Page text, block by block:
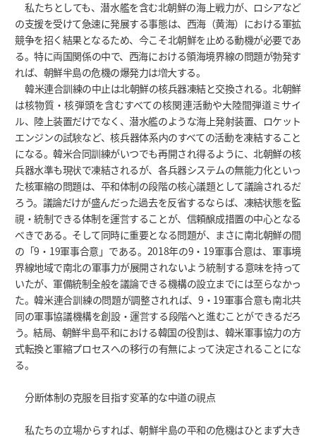
私たちとしても、潜水艦を含む北朝鮮の海上戦力が、ロシアなど
の支援を受けて急速に発展する事態は、西海（黄海）における軍拡
競争を招く結果となるため、今こそ北朝鮮を止める動機が必要であ
る。特に両国関係の中で、西海における領海境界線の問題が勃発す
れば、朝鮮半島の危機の爆発力は増大する。
韓米連合訓練の中止は北朝鮮の核兵器凍結と交換される。北朝鮮
は核物質・核弾頭を含むすべての核関連活動や大陸間弾道ミサイ
ル、陸上装置だけでなく、潜水艦のような海上発射装置、ロケット
エンジンの試験など、核兵器体系内のすべての活動を凍結すること
になる。韓米合同訓練がいつでも再開され得るように、北朝鮮の核
兵器水準も現状で凍結されるが、各兵器システムの無能力化といっ
た核軍縮の問題は、平和体制の段階の核心議題として議論されるだ
ろう。議論だけが盛んだった過去を反省するならば、凍結状態を監
視・統制できる体制を運営することが、信頼醸成措置の中心となる
べきである。そして同時に重要となる問題が、まさに南北朝鮮の間
の「9・19軍事合意」である。2018年の9・19軍事合意は、軍事境
界線地域で南北の軍事力が展開されないよう統制する意味を持って
いたが、軍備統制全般を議論できる機構の設立までには至らなかっ
た。韓米連合訓練の問題が調整されれば、9・19軍事合意も南北共
同の軍事協議機構を創設・運営する段階へと進むことができるだろ
う。結局、朝鮮半島平和における韓国の役割は、韓米軍事協力の方
式転換と軍縮プロセスへの移行の有無によって決定されることにな
る。
分断体制の克服を目指す変革的な中道の視点
私たちの立場からすれば、朝鮮半島の平和の危機はひとまず大き